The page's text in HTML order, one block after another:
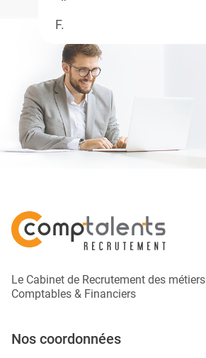
F.
Le Cabinet de Recrutement des métiers
Comptables & Financiers
Nos coordonnées